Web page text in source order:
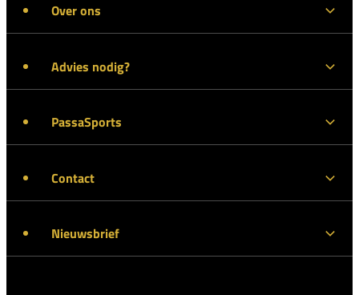
Over ons
Advies nodig?
PassaSports
Contact
Nieuwsbrief